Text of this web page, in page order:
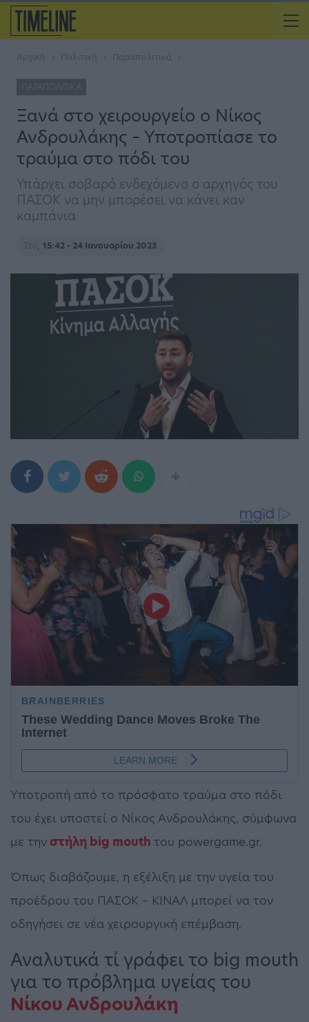
Αρχική Πολιτική Παραπολιτικά
ΠΑΡΑΠΟΛΙΤΙΚΆ
Ξανά στο χειρουργείο ο Nίκος
Ανδρουλάκης – Υποτροπίασε το
τραύμα στο πόδι του
Υπάρχει σοβαρό ενδεχόμενο ο αρχηγός του
ΠΑΣΟΚ να μην μπορέσει να κάνει καν
καμπάνια
Στις 15:42 - 24 Ιανουαρίου 2023
Yποτροπή από το πρόσφατο τραύμα στο πόδι
του έχει υποστεί ο Νίκος Ανδρουλάκης, σύμφωνα
με την στήλη big mouth του powergame.gr.
Όπως διαβάζουμε, η εξέλιξη με την υγεία του
προέδρου του ΠΑΣΟΚ – ΚΙΝΑΛ μπορεί να τον
οδηγήσει σε νέα χειρουργική επέμβαση.
Αναλυτικά τί γράφει το big mouth
για το πρόβλημα υγείας του
Νίκου Ανδρουλάκη